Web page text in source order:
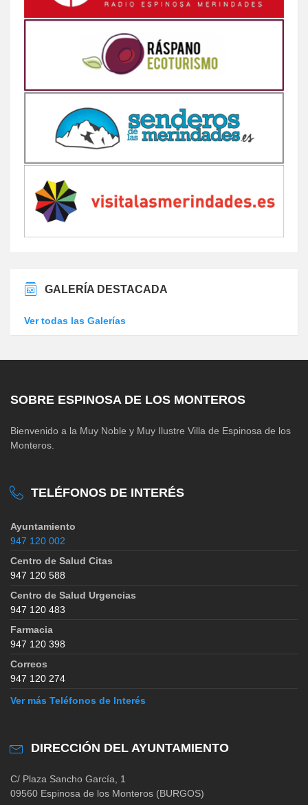
GALERÍA DESTACADA
Ver todas las Galerías
SOBRE ESPINOSA DE LOS MONTEROS
Bienvenido a la Muy Noble y Muy Ilustre Villa de Espinosa de los
Monteros.
TELÉFONOS DE INTERÉS
Ayuntamiento
947 120 002
Centro de Salud Citas
947 120 588
Centro de Salud Urgencias
947 120 483
Farmacia
947 120 398
Correos
947 120 274
Ver más Teléfonos de Interés
DIRECCIÓN DEL AYUNTAMIENTO
C/ Plaza Sancho García, 1
09560 Espinosa de los Monteros (BURGOS)